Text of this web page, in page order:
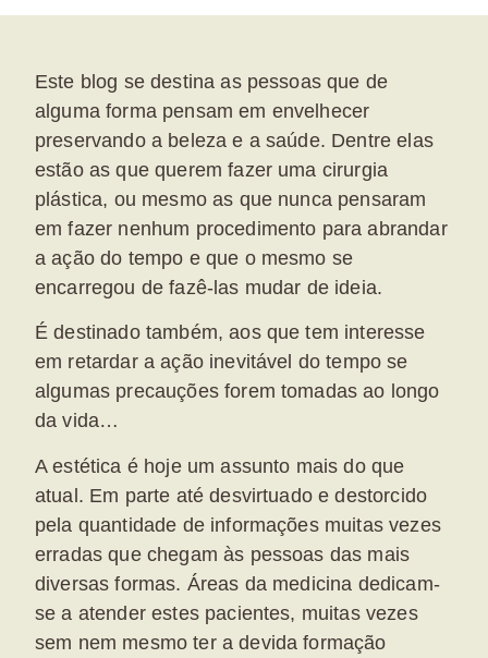
Este blog se destina as pessoas que de
alguma forma pensam em envelhecer
preservando a beleza e a saúde. Dentre elas
estão as que querem fazer uma cirurgia
plástica, ou mesmo as que nunca pensaram
em fazer nenhum procedimento para abrandar
a ação do tempo e que o mesmo se
encarregou de fazê-las mudar de ideia.
É destinado também, aos que tem interesse
em retardar a ação inevitável do tempo se
algumas precauções forem tomadas ao longo
da vida…
A estética é hoje um assunto mais do que
atual. Em parte até desvirtuado e destorcido
pela quantidade de informações muitas vezes
erradas que chegam às pessoas das mais
diversas formas. Áreas da medicina dedicam-
se a atender estes pacientes, muitas vezes
sem nem mesmo ter a devida formação